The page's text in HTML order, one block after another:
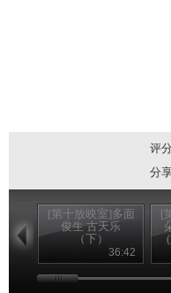
评分
分
[第十放映室]多面
俊生 古天乐
（下）
(20110522)36:42
[